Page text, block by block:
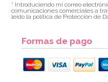
* Introduciendo mi correo
comunicaciones comerciales a
leído la política de Protección de
Formas de pago